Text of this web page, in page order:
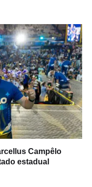
Campêlo
estadual